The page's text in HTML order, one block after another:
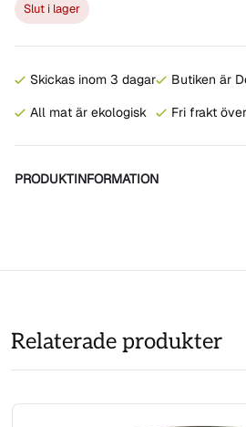
Slut i lager
Skickas inom 3 dagar
All mat är ekologisk
Butiken är
Fri frakt
PRODUKTINFORMATION
Relaterade produkter